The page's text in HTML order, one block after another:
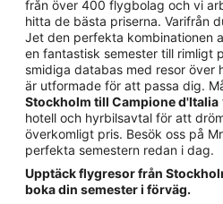
från över 400 flygbolag och vi
hitta de bästa priserna. Varifrån
Jet den perfekta kombinationen
en fantastisk semester till rimligt
smidiga databas med resor över
är utformade för att passa dig.
Stockholm till Campione d'Italia
hotell och hyrbilsavtal för att
överkomligt pris. Besök oss på
perfekta semestern redan i dag.
Upptäck flygresor från
boka din semester i förväg.